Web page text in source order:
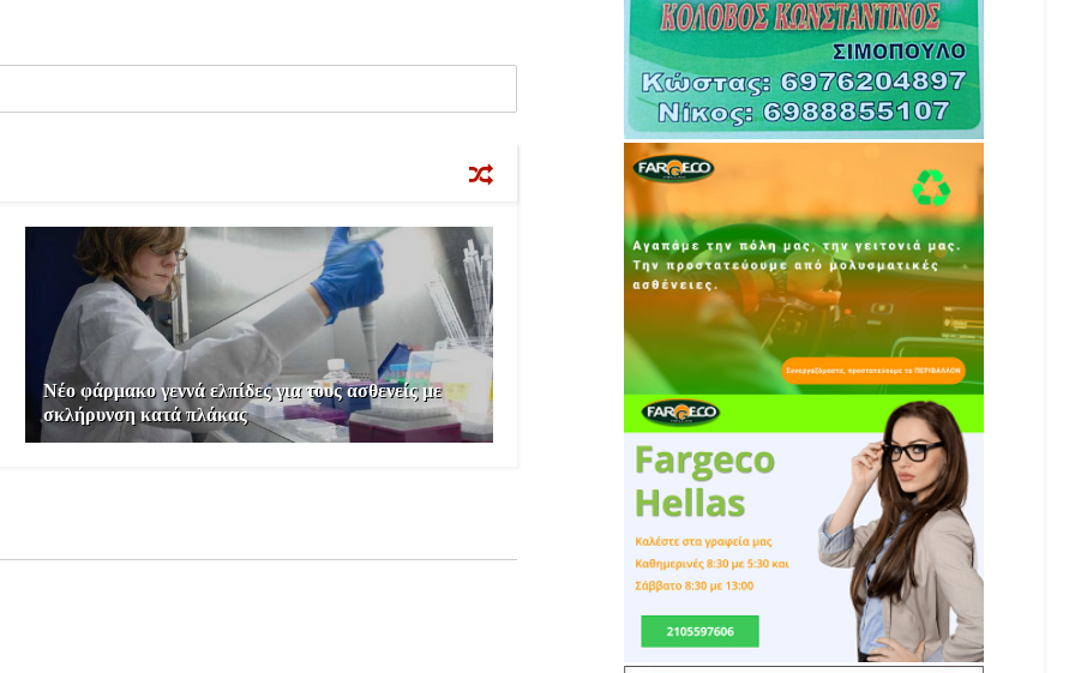
Νέο φάρμακο γεννά ελπίδες για τους ασθενείς με
σκλήρυνση κατά πλάκας